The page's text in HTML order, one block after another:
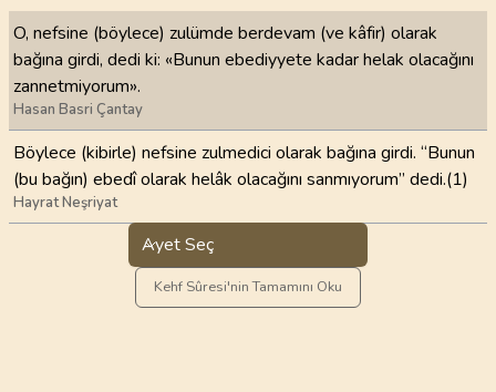
O, nefsine (böylece) zulümde berdevam (ve kâfir) olarak
bağına girdi, dedi ki: «Bunun ebediyyete kadar helak olacağını
zannetmiyorum».
Hasan Basri Çantay
Böylece (kibirle) nefsine zulmedici olarak bağına girdi. “Bunun
(bu bağın) ebedî olarak helâk olacağını sanmıyorum” dedi.(1)
Hayrat Neşriyat
Ayet Seç
Kehf Sûresi'nin Tamamını Oku